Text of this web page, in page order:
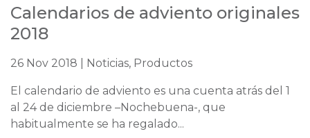
Calendarios de adviento originales
2018
26 Nov 2018 | Noticias, Productos
El calendario de adviento es una cuenta atrás del 1
al 24 de diciembre –Nochebuena-, que
habitualmente se ha regalado...